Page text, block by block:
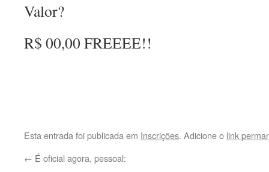
Valor?
R$ 00,00 FREEEE!!
Esta entrada foi publicada em Inscrições. Adicione o link
← É oficial agora, pessoal: